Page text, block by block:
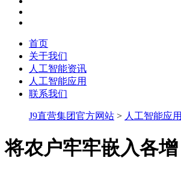
首页
关于我们
人工智能资讯
人工智能应用
联系我们
J9直营集团官方网站 > 人工智能应用
将农户牢牢嵌入各增